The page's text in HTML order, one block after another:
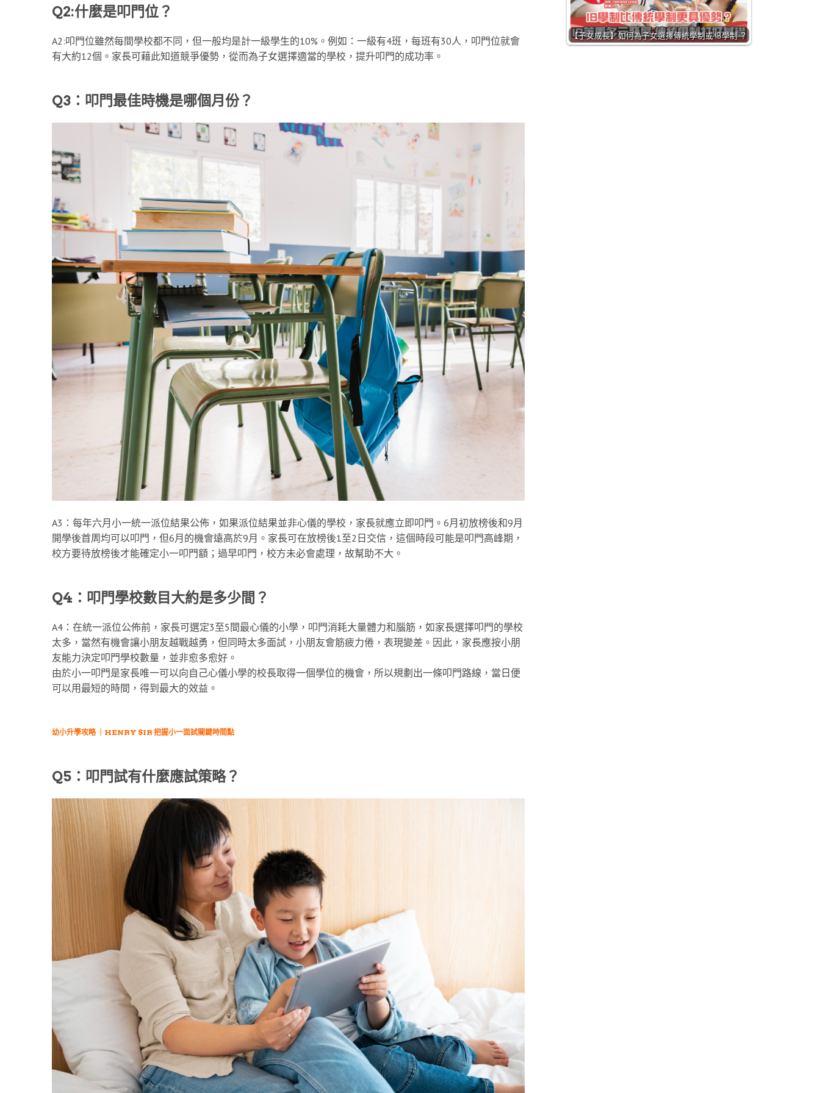
Q2:什麼是叩門位？
A2:叩門位雖然每間學校都不同，但一般均是計一級學生的10%。例如：一級有4班，每班有30人，叩門位就會
有大約12個。家長可藉此知道競爭優勢，從而為子女選擇適當的學校，提升叩門的成功率。
Q3：叩門最佳時機是哪個月份？
A3：每年六月小一統一派位結果公佈，如果派位結果並非心儀的學校，家長就應立即叩門。6月初放榜後和9月
開學後首周均可以叩門，但6月的機會遠高於9月。家長可在放榜後1至2日交信，這個時段可能是叩門高峰期，
校方要待放榜後才能確定小一叩門額；過早叩門，校方未必會處理，故幫助不大。
Q4：叩門學校數目大約是多少間？
A4：在統一派位公佈前，家長可選定3至5間最心儀的小學，叩門消耗大量體力和腦筋，如家長選擇叩門的學校
太多，當然有機會讓小朋友越戰越勇，但同時太多面試，小朋友會筋疲力倦，表現變差。因此，家長應按小朋
友能力決定叩門學校數量，並非愈多愈好。
由於小一叩門是家長唯一可以向自己心儀小學的校長取得一個學位的機會，所以規劃出一條叩門路線，當日便
可以用最短的時間，得到最大的效益。
幼小升學攻略 ｜HENRY SIR 把握小一面試關鍵時間點
Q5：叩門試有什麼應試策略？
【子女成長】如何為子女選擇傳統學制或 IB學制 ？